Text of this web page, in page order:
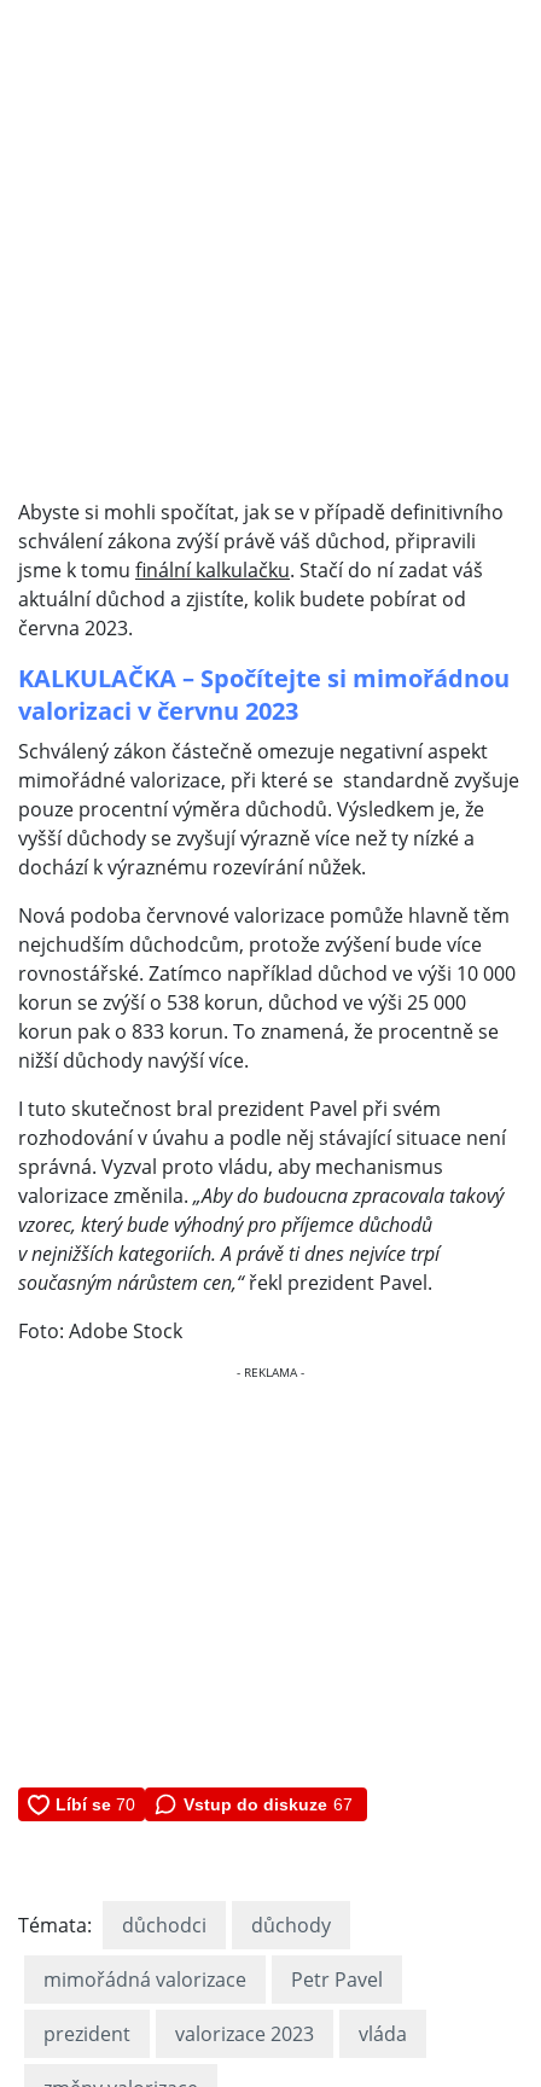
Abyste si mohli spočítat, jak se v případě definitivního
schválení zákona zvýší právě váš důchod, připravili
jsme k tomu finální kalkulačku. Stačí do ní zadat váš
aktuální důchod a zjistíte, kolik budete pobírat od
června 2023.
KALKULAČKA – Spočítejte si mimořádnou
valorizaci v červnu 2023
Schválený zákon částečně omezuje negativní aspekt
mimořádné valorizace, při které se standardně zvyšuje
pouze procentní výměra důchodů. Výsledkem je, že
vyšší důchody se zvyšují výrazně více než ty nízké a
dochází k výraznému rozevírání nůžek.
Nová podoba červnové valorizace pomůže hlavně těm
nejchudším důchodcům, protože zvýšení bude více
rovnostářské. Zatímco například důchod ve výši 10 000
korun se zvýší o 538 korun, důchod ve výši 25 000
korun pak o 833 korun. To znamená, že procentně se
nižší důchody navýší více.
I tuto skutečnost bral prezident Pavel při svém
rozhodování v úvahu a podle něj stávající situace není
správná. Vyzval proto vládu, aby mechanismus
valorizace změnila. „Aby do budoucna zpracovala takový
vzorec, který bude výhodný pro příjemce důchodů
v nejnižších kategoriích. A právě ti dnes nejvíce trpí
současným nárůstem cen,“řekl prezident Pavel.
Foto: Adobe Stock
Vstup do diskuze 67
Témata: důchodci důchody
mimořádná valorizace Petr Pavel
prezident valorizace 2023 vláda